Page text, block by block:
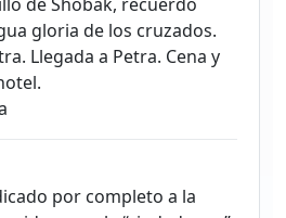
gloria de los cruzados.
Llegada a Petra. Cena y
por completo a la